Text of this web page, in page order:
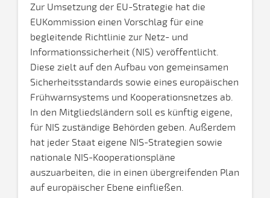
Zur Umsetzung der EU-Strategie hat die
EUKommission einen Vorschlag für eine
begleitende Richtlinie zur Netz- und
Informationssicherheit (NIS) veröffentlicht.
Diese zielt auf den Aufbau von gemeinsamen
Sicherheitsstandards sowie eines europäischen
Frühwarnsystems und Kooperationsnetzes ab.
In den Mitgliedsländern soll es künftig eigene,
für NIS zuständige Behörden geben. Außerdem
hat jeder Staat eigene NIS-Strategien sowie
nationale NIS-Kooperationspläne
auszuarbeiten, die in einen übergreifenden Plan
auf europäischer Ebene einfließen.